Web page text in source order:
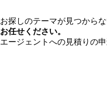
お探しのテーマが見つから
お任せください。
エージェントへの見積りの